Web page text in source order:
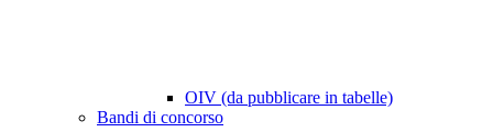
OIV (da pubblicare in tabelle)
Bandi di concorso